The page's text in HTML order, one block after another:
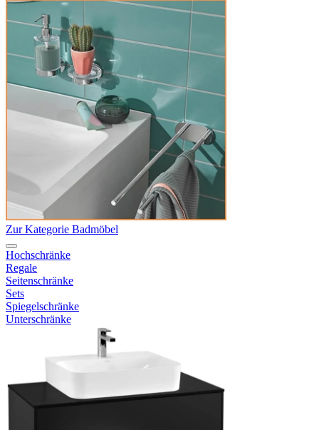
Zur Kategorie Badmöbel
Hochschränke
Regale
Seitenschränke
Sets
Spiegelschränke
Unterschränke